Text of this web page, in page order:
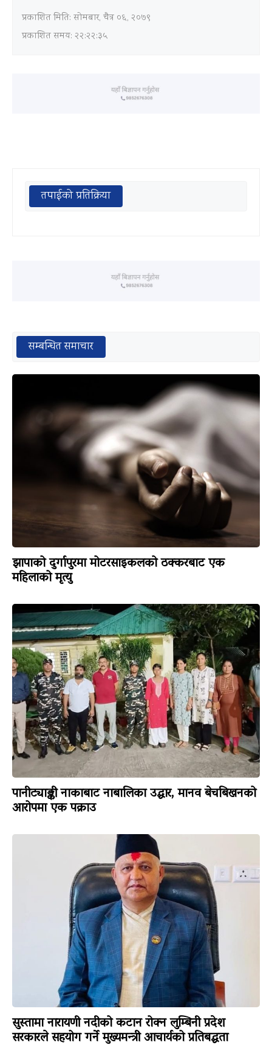
प्रकाशित मिति: सोमबार, चैत्र ०६, २०७९
प्रकाशित समय: २२:२२:३५
तपाईको प्रतिक्रिया
सम्बन्धित समाचार
झापाको दुर्गापुरमा मोटरसाइकलको ठक्करबाट एक
महिलाको मृत्यु
पानीट्याङ्की नाकाबाट नाबालिका उद्धार, मानव बेचबिखनको
आरोपमा एक पक्राउ
सुस्तामा नारायणी नदीको कटान रोक्न लुम्बिनी प्रदेश
सरकारले सहयोग गर्ने मुख्यमन्त्री आचार्यको प्रतिबद्धता